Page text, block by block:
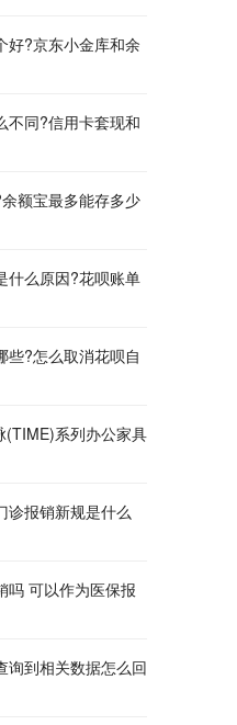
好?京东小金库和余
不同?信用卡套现和
额宝最多能存多少
什么原因?花呗账单
些?怎么取消花呗自
(TIME)系列办公家具
诊报销新规是什么
吗 可以作为医保报
询到相关数据怎么回